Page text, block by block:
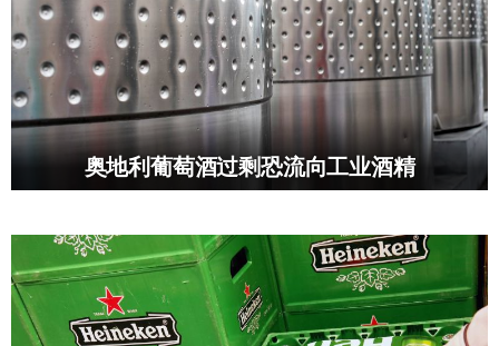
奥地利葡萄酒过剩恐流向工业酒精